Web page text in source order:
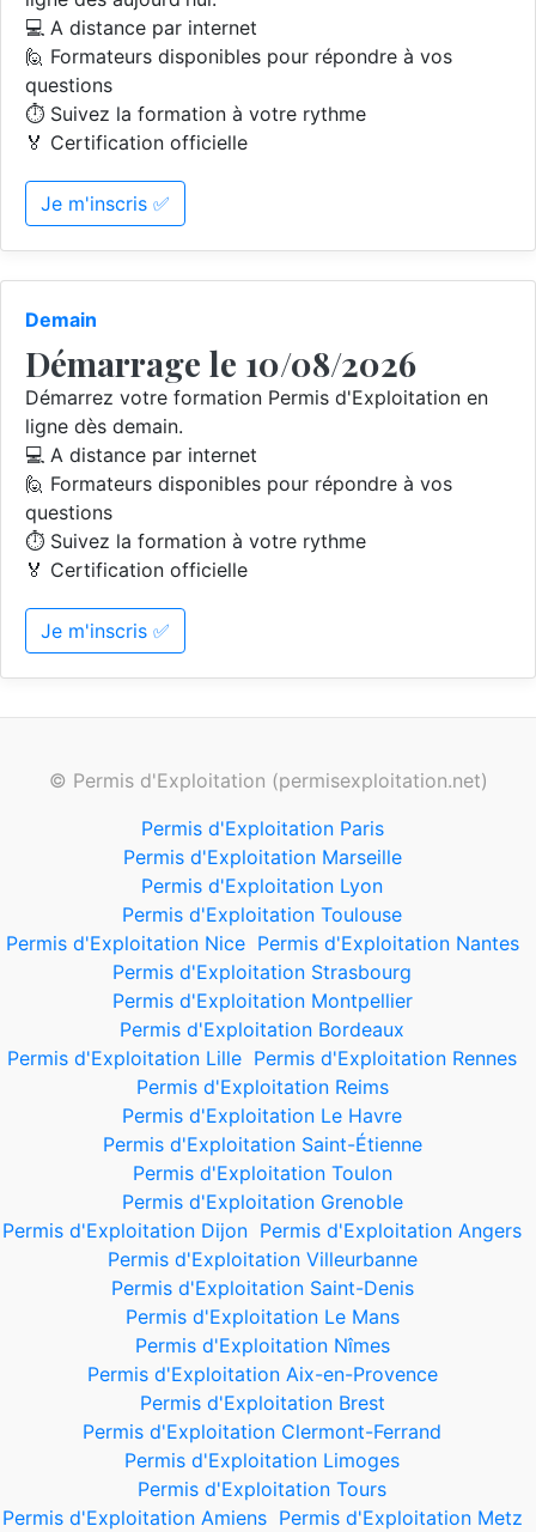
💻 A distance par internet
🙋 Formateurs disponibles pour répondre à vos
questions
⏱️ Suivez la formation à votre rythme
🏅 Certification officielle
Je m'inscris ✅
Demain
Démarrage le 10/08/2026
Démarrez votre formation Permis d'Exploitation en
ligne dès demain.
💻 A distance par internet
🙋 Formateurs disponibles pour répondre à vos
questions
⏱️ Suivez la formation à votre rythme
🏅 Certification officielle
Je m'inscris ✅
© Permis d'Exploitation (permisexploitation.net)
Permis d'Exploitation Paris
Permis d'Exploitation Marseille
Permis d'Exploitation Lyon
Permis d'Exploitation Toulouse
Permis d'Exploitation Nice Permis d'Exploitation Nantes
Permis d'Exploitation Strasbourg
Permis d'Exploitation Montpellier
Permis d'Exploitation Bordeaux
Permis d'Exploitation Lille Permis d'Exploitation Rennes
Permis d'Exploitation Reims
Permis d'Exploitation Le Havre
Permis d'Exploitation Saint-Étienne
Permis d'Exploitation Toulon
Permis d'Exploitation Grenoble
Permis d'Exploitation Dijon Permis d'Exploitation Angers
Permis d'Exploitation Villeurbanne
Permis d'Exploitation Saint-Denis
Permis d'Exploitation Le Mans
Permis d'Exploitation Nîmes
Permis d'Exploitation Aix-en-Provence
Permis d'Exploitation Brest
Permis d'Exploitation Clermont-Ferrand
Permis d'Exploitation Limoges
Permis d'Exploitation Tours
Permis d'Exploitation Amiens Permis d'Exploitation Metz